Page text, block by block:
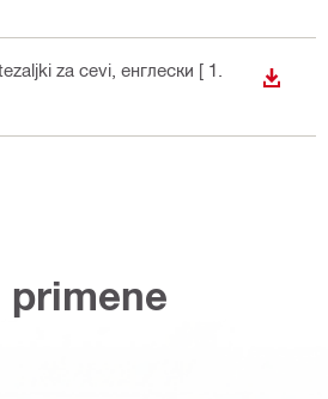
za cevi , енглески [ 1.
primene